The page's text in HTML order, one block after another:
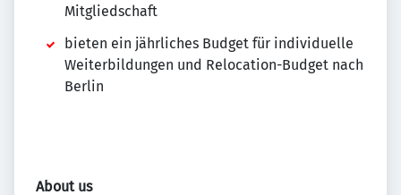
Mitgliedschaft
bieten ein jährliches Budget für individuelle
Weiterbildungen und Relocation-Budget nach
Berlin
About us